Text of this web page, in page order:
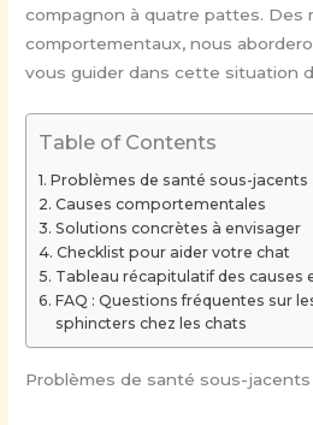
compagnon à quatre pattes. Des
comportementaux, nous
vous guider dans cette situation
Table of Contents
Problèmes de santé sous-jacents
Causes comportementales
Solutions concrètes à envisager
Checklist pour aider votre chat
Tableau récapitulatif des causes
FAQ : Questions fréquentes sur
sphincters chez les chats
Problèmes de santé sous-jacents